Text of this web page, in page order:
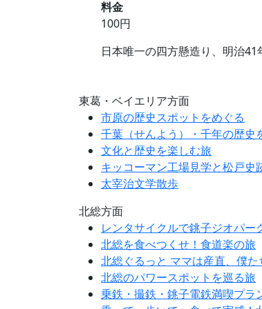
料金
100円
日本唯一の四方懸造り、明治
東葛・ベイエリア方面
市原の歴史スポットをめぐる
千葉（せんよう）・千年の歴史
文化と歴史を楽しむ旅
キッコーマン工場見学と松戸史
太宰治文学散歩
北総方面
レンタサイクルで銚子ジオパー
北総を食べつくせ！食道楽の旅
北総ぐるっと ママは産直、僕
北総のパワースポットを巡る旅
乗鉄・撮鉄・銚子電鉄満喫プラ